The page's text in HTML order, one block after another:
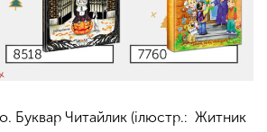
Буквар Читайлик (ілюстр.: Житник